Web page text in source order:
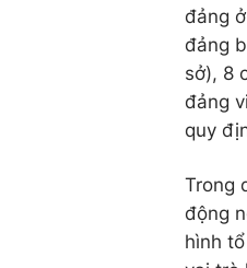
đảng
đảng
sở), 8
đảng
quy
Trong
động
hình